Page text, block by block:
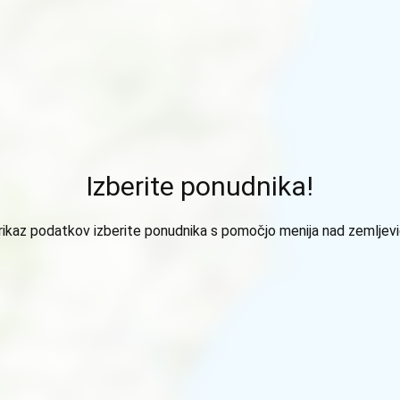
Izberite ponudnika!
podatkov izberite ponudnika s pomočjo menija nad